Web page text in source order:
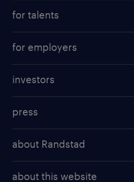
for talents
professional career
for employers
randstad professional
randstad digital
investors
results and reports
press
about Randstad
about this website